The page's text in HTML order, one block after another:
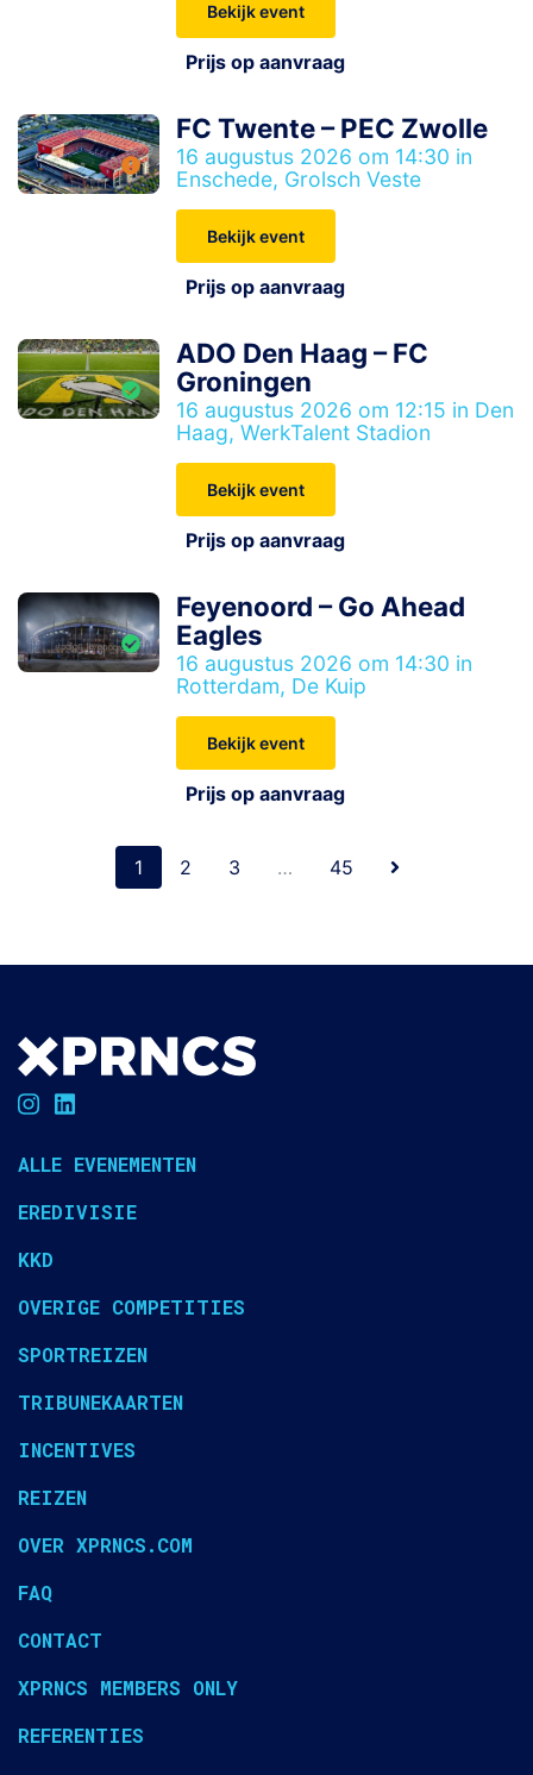
Bekijk event
Prijs op aanvraag
FC Twente – PEC Zwolle
16 augustus 2026 om 14:30 in
Enschede, Grolsch Veste
Bekijk event
Prijs op aanvraag
ADO Den Haag – FC
Groningen
16 augustus 2026 om 12:15 in Den
Haag, WerkTalent Stadion
Bekijk event
Prijs op aanvraag
Feyenoord – Go Ahead
Eagles
16 augustus 2026 om 14:30 in
Rotterdam, De Kuip
Bekijk event
Prijs op aanvraag
1 2 3 … 45
ALLE EVENEMENTEN
EREDIVISIE
KKD
OVERIGE COMPETITIES
SPORTREIZEN
TRIBUNEKAARTEN
INCENTIVES
REIZEN
OVER XPRNCS.COM
FAQ
CONTACT
XPRNCS MEMBERS ONLY
REFERENTIES